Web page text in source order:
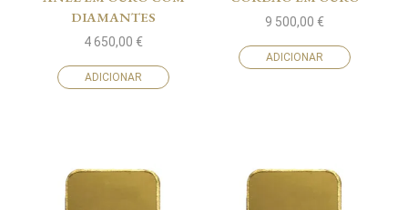
DIAMANTES
4 650,00 €
ADICIONAR
9 500,00 €
ADICIONAR